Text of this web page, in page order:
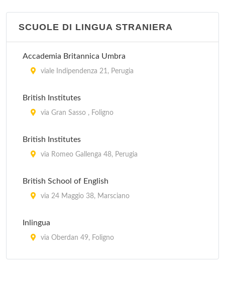
SCUOLE DI LINGUA STRANIERA
Accademia Britannica Umbra
viale Indipendenza 21, Perugia
British Institutes
via Gran Sasso , Foligno
British Institutes
via Romeo Gallenga 48, Perugia
British School of English
via 24 Maggio 38, Marsciano
Inlingua
via Oberdan 49, Foligno